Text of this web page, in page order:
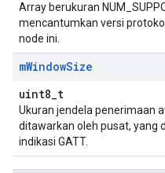
Array berukuran
mencantumkan versi
node ini.
mWindowSize
uint8_t
Ukuran jendela penerimaan
ditawarkan oleh pusat, yang
indikasi GATT.